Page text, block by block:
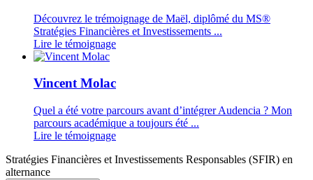
Découvrez le trémoignage de Maël, diplômé du MS®
Stratégies Financières et Investissements ...
Lire le témoignage
Vincent Molac
Quel a été votre parcours avant d’intégrer Audencia ? Mon
parcours académique a toujours été ...
Lire le témoignage
Stratégies Financières et Investissements Responsables (SFIR) en
alternance